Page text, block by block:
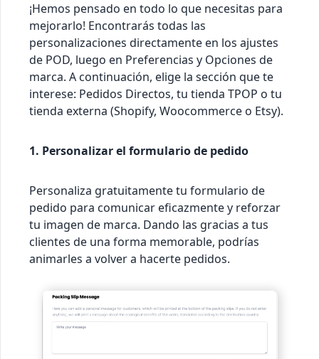
¡Hemos pensado en todo lo que necesitas para
mejorarlo! Encontrarás todas las
personalizaciones directamente en los ajustes
de POD, luego en Preferencias y Opciones de
marca. A continuación, elige la sección que te
interese: Pedidos Directos, tu tienda TPOP o tu
tienda externa (Shopify, Woocommerce o Etsy).
1. Personalizar el formulario de pedido
Personaliza gratuitamente tu formulario de
pedido para comunicar eficazmente y reforzar
tu imagen de marca. Dando las gracias a tus
clientes de una forma memorable, podrías
animarles a volver a hacerte pedidos.